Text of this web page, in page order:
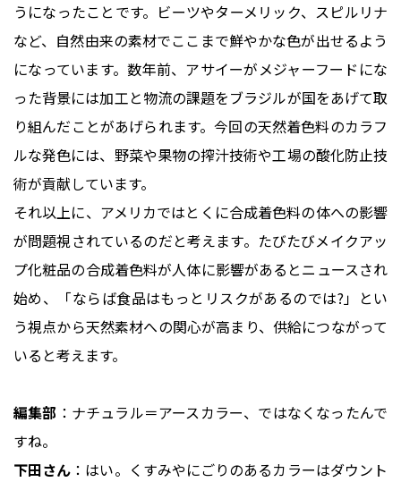
うになったことです。ビーツやターメリック、スピルリナ
など、自然由来の素材でここまで鮮やかな色が出せるよう
になっています。数年前、アサイーがメジャーフードにな
った背景には加工と物流の課題をブラジルが国をあげて取
り組んだことがあげられます。今回の天然着色料のカラフ
ルな発色には、野菜や果物の搾汁技術や工場の酸化防止技
術が貢献しています。
それ以上に、アメリカではとくに合成着色料の体への影響
が問題視されているのだと考えます。たびたびメイクアッ
プ化粧品の合成着色料が人体に影響があるとニュースされ
始め、「ならば食品はもっとリスクがあるのでは?」とい
う視点から天然素材への関心が高まり、供給につながって
いると考えます。
編集部 ：ナチュラル＝アースカラー、ではなくなったんで
すね。
下田さん ：はい。くすみやにごりのあるカラーはダウント